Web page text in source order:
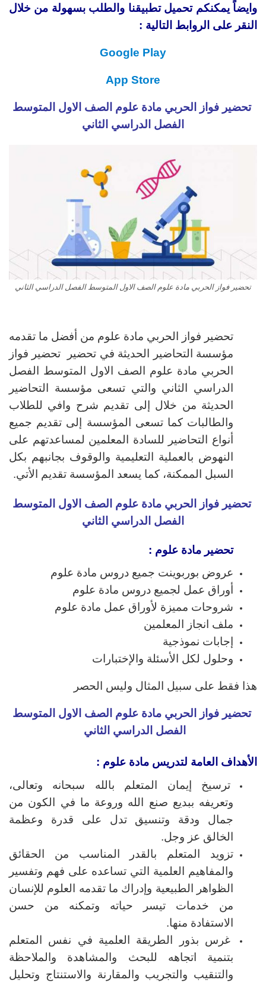
وايضاً يمكنكم تحميل تطبيقنا والطلب بسهولة من خلال
النقر على الروابط التالية :
Google Play
App Store
تحضير فواز الحربي مادة علوم الصف الاول المتوسط
الفصل الدراسي الثاني
تحضير فواز الحربي مادة علوم الصف الاول المتوسط الفصل الدراسي الثاني
تحضير فواز الحربي مادة علوم من أفضل ما تقدمه
مؤسسة التحاضير الحديثة في تحضير تحضير فواز
الحربي مادة علوم الصف الاول المتوسط الفصل
الدراسي الثاني والتي تسعى مؤسسة التحاضير
الحديثة من خلال إلى تقديم شرح وافي للطلاب
والطالبات كما تسعى المؤسسة إلى تقديم جميع
أنواع التحاضير للسادة المعلمين لمساعدتهم على
النهوض بالعملية التعليمية والوقوف بجانبهم بكل
السبل الممكنة، كما يسعد المؤسسة تقديم الأتي.
تحضير فواز الحربي مادة علوم الصف الاول المتوسط
الفصل الدراسي الثاني
تحضير مادة علوم :
عروض بوربوينت جميع دروس مادة علوم
أوراق عمل لجميع دروس مادة علوم
شروحات مميزة لأوراق عمل مادة علوم
ملف انجاز المعلمين
إجابات نموذجية
وحلول لكل الأسئلة والإختبارات
هذا فقط على سبيل المثال وليس الحصر
تحضير فواز الحربي مادة علوم الصف الاول المتوسط
الفصل الدراسي الثاني
الأهداف العامة لتدريس مادة علوم :
ترسيخ إيمان المتعلم بالله سبحانه وتعالى،
وتعريفه ببديع صنع الله وروعة ما في الكون من
جمال ودقة وتنسيق تدل على قدرة وعظمة
الخالق عز وجل.
تزويد المتعلم بالقدر المناسب من الحقائق
والمفاهيم العلمية التي تساعده على فهم وتفسير
الظواهر الطبيعية وإدراك ما تقدمه العلوم للإنسان
من خدمات تيسر حياته وتمكنه من حسن
الاستفادة منها.
غرس بذور الطريقة العلمية في نفس المتعلم
بتنمية اتجاهه للبحث والمشاهدة والملاحظة
والتنقيب والتجريب والمقارنة والاستنتاج وتحليل